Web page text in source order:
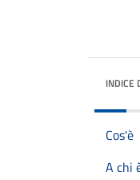
INDICE
Cos'è
A chi